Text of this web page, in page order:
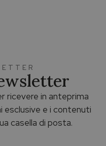
ricevere in anteprima
esclusive e i contenuti
casella di posta.